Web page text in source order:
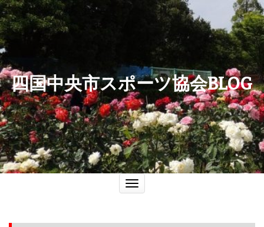
四国中央市スポーツ協会BLOG
ナ
ビ
ゲ
ー
替